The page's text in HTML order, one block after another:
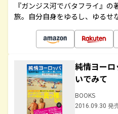
『ガンジス河でバタフライ』
旅。自分自身をゆるし、ゆるせ
純情ヨー
いでみて
BOOKS
2016.09.30 発